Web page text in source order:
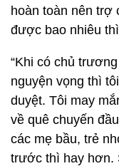
hoàn toàn nên trợ
được bao nhiêu
“Khi có chủ
nguyện vọng thì
duyệt. Tôi may
về quê chuyến
các mẹ bầu, trẻ
trước thì hay hơn.